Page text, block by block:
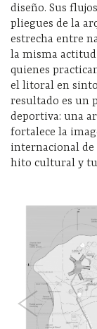
diseño. Sus
pliegues de la
estrecha entre
la misma actitud
quienes
el litoral en
resultado es un
deportiva: una
fortalece la
internacional de
hito cultural y